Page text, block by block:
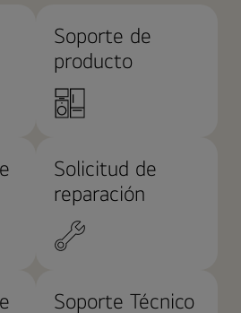
Soporte de
producto
Solicitud de
reparación
Soporte Técnico